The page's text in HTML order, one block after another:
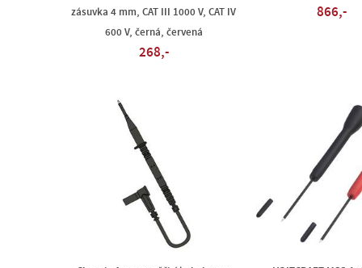
zásuvka 4 mm, CAT III 1000 V, CAT IV
600 V, černá, červená
268,-
866,-